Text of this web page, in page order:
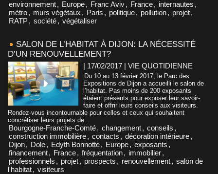
environnement, Europe, Franc Aviv, France, internautes ,
métro, murs végétaux , Paris , politique, pollution, projet,
RATP, société, végétaliser
SALON DE L’HABITAT À DIJON: LA NÉCESSITÉ
D’UN RENOUVELLEMENT?
| 17/02/2017 | VIE QUOTIDIENNE
Du 10 au 13 février 2017, le Parc des
Expositions de Dijon a accueilli le salon de
l’habitat. Pas moins de 200 exposants
étaient présents pour exposer leur savoir-
faire et offrir leurs conseils aux visiteurs.
Rendez-vous incontournable pour celles et ceux qui souhaitent
concrétiser leurs projets de...
Bourgogne-Franche-Comté, changement, conseils ,
construction immobilière, contacts , décoration intérieure,
Dijon, Dole, Edyth Bonnotte, Europe, exposants ,
financement, France, fréquentation, immobilier,
professionnels , projet, prospects , renouvellement, salon de
l'habitat, visiteurs